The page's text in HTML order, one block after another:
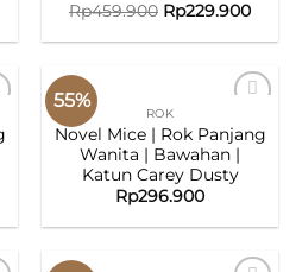
Rp459.900 Rp229.900
55%
ADD TO
WISHLIST
ROK
Novel Mice | Rok Panjang
Wanita | Bawahan |
Katun Carey Dusty
Rp296.900